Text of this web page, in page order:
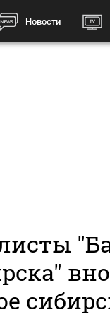
Новости